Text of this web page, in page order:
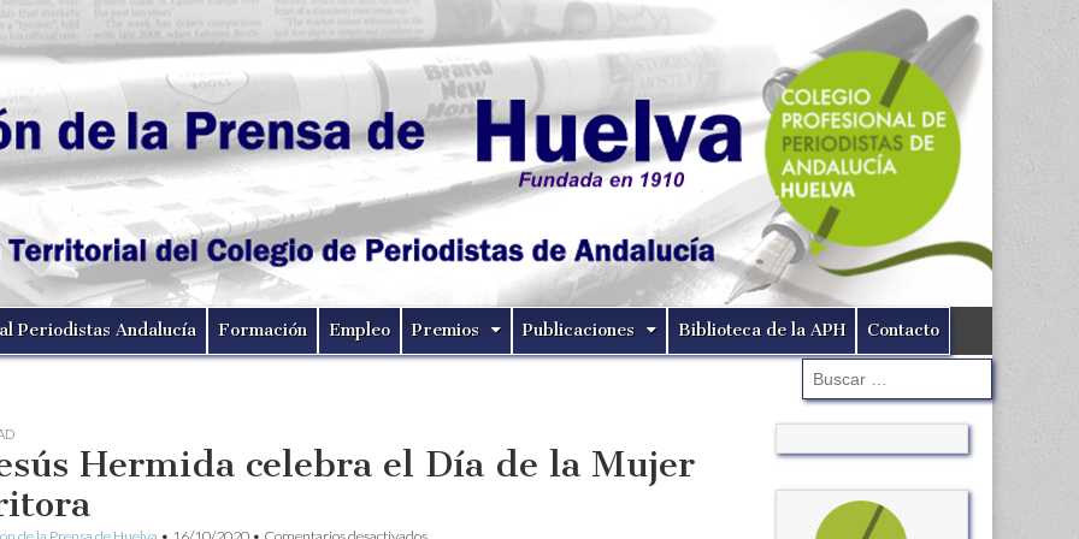
Periodistas Andalucía Formación Empleo Premios Publicaciones Biblioteca de la APH Contacto
Buscar:
Hermida celebra el Día de la Mujer
en